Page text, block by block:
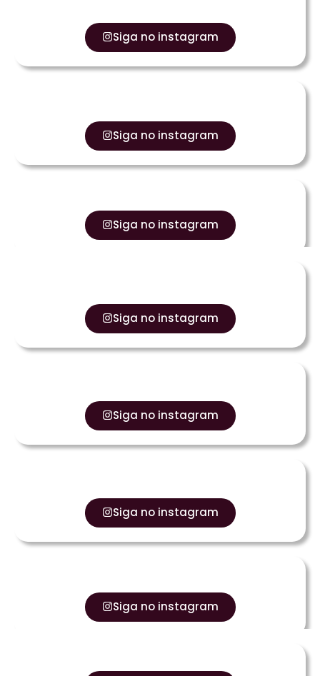
Siga no instagram
Siga no instagram
Siga no instagram
Siga no instagram
Siga no instagram
Siga no instagram
Siga no instagram